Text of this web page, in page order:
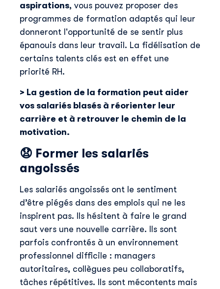
aspirations, vous pouvez proposer des
programmes de formation adaptés qui leur
donneront l'opportunité de se sentir plus
épanouis dans leur travail. La fidélisation de
certains talents clés est en effet une
priorité RH.
> La gestion de la formation peut aider
vos salariés blasés à réorienter leur
carrière et à retrouver le chemin de la
motivation.
😧 Former les salariés
angoissés
Les salariés angoissés ont le sentiment
d’être piégés dans des emplois qui ne les
inspirent pas. Ils hésitent à faire le grand
saut vers une nouvelle carrière. Ils sont
parfois confrontés à un environnement
professionnel difficile : managers
autoritaires, collègues peu collaboratifs,
tâches répétitives. Ils sont mécontents mais